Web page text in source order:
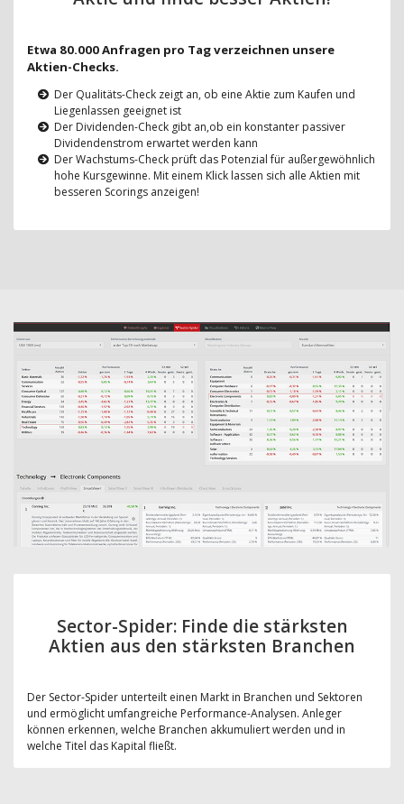
Etwa 80.000 Anfragen pro Tag verzeichnen unsere
Aktien-Checks.
Der Qualitäts-Check zeigt an, ob eine Aktie zum Kaufen und
Liegenlassen geeignet ist
Der Dividenden-Check gibt an,ob ein konstanter passiver
Dividendenstrom erwartet werden kann
Der Wachstums-Check prüft das Potenzial für außergewöhnlich
hohe Kursgewinne. Mit einem Klick lassen sich alle Aktien mit
besseren Scorings anzeigen!
Sector-Spider: Finde die stärksten
Aktien aus den stärksten Branchen
Der Sector-Spider unterteilt einen Markt in Branchen und Sektoren
und ermöglicht umfangreiche Performance-Analysen. Anleger
können erkennen, welche Branchen akkumuliert werden und in
welche Titel das Kapital fließt.